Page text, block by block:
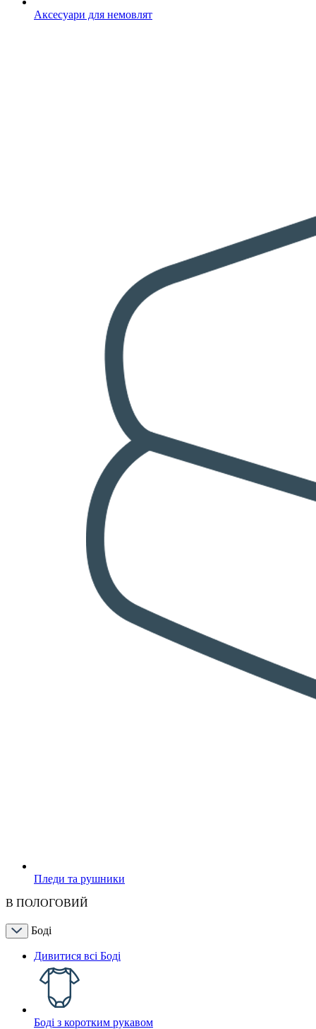
Аксесуари для немовлят
Пледи та рушники
В ПОЛОГОВИЙ
Боді
Дивитися всі Боді
Боді з коротким рукавом